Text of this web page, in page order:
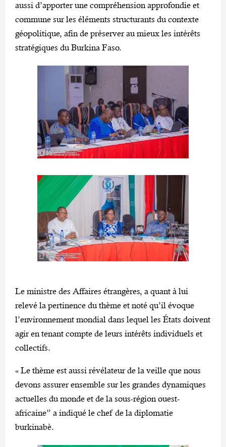
aussi d’apporter une compréhension approfondie et
commune sur les éléments structurants du contexte
géopolitique, afin de préserver au mieux les intérêts
stratégiques du Burkina Faso.
Le ministre des Affaires étrangères, a quant à lui
relevé la pertinence du thème et noté qu’il évoque
l’environnement mondial dans lequel les États doivent
agir en tenant compte de leurs intérêts individuels et
collectifs.
« Le thème est aussi révélateur de la veille que nous
devons assurer ensemble sur les grandes dynamiques
actuelles du monde et de la sous-région ouest-
africaine” a indiqué le chef de la diplomatie
burkinabè.